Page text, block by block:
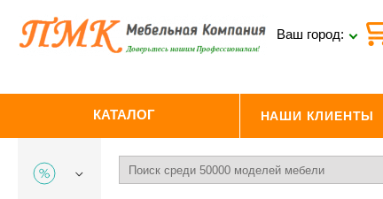
Ваш город:
КАТАЛОГ НАШИ КЛИЕНТЫ